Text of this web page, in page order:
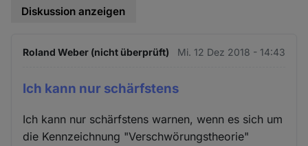
Diskussion anzeigen
Roland Weber (nicht überprüft) Mi. 12 Dez 2018 - 14:43
Ich kann nur schärfstens
Ich kann nur schärfstens warnen, wenn es sich um
die Kennzeichnung "Verschwörungstheorie"